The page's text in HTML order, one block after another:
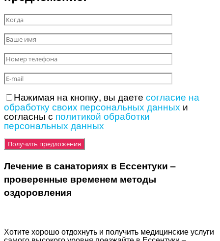
Нажимая на кнопку, вы даете согласие на
обработку своих персональных данных и
согласны с политикой обработки
персональных данных
Лечение в санаториях в Ессентуки –
проверенные временем методы
оздоровления
Хотите хорошо отдохнуть и получить медицинские услуги